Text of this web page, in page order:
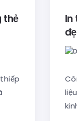
thẻ
In